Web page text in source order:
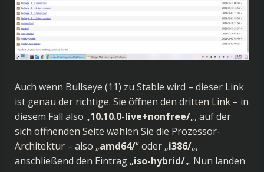
Auch wenn Bullseye (11) zu Stable wird – dieser Link
ist genau der richtige. Sie öffnen den dritten Link – in
diesem Fall also „10.10.0-live+nonfree/„, auf der
sich öffnenden Seite wählen Sie die Prozessor-
Architektur – also „amd64/“ oder „i386/„,
anschließend den Eintrag „iso-hybrid/„. Nun landen